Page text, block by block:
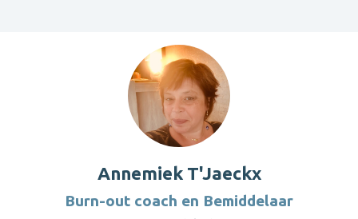
Annemiek T'Jaeckx
Burn-out coach en Bemiddelaar